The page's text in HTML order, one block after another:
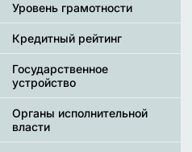
Уровень грамотности
Кредитный рейтинг
Государственное
устройство
Органы исполнительной
власти